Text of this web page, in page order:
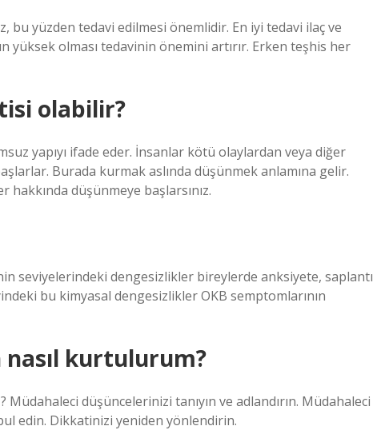
yüzden tedavi edilmesi önemlidir. En iyi tedavi ilaç ve
yüksek olması tedavinin önemini artırır. Erken teşhis her
olabilir?
yapıyı ifade eder. İnsanlar kötü olaylardan veya diğer
Burada kurmak aslında düşünmek anlamına gelir.
düşünmeye başlarsınız.
seviyelerindeki dengesizlikler bireylerde anksiyete, saplantı
bu kimyasal dengesizlikler OKB semptomlarının
kurtulurum?
düşüncelerinizi tanıyın ve adlandırın. Müdahaleci
edin. Dikkatinizi yeniden yönlendirin.